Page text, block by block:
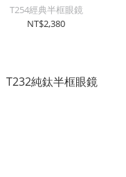
T254經典半框眼鏡
NT$2,380